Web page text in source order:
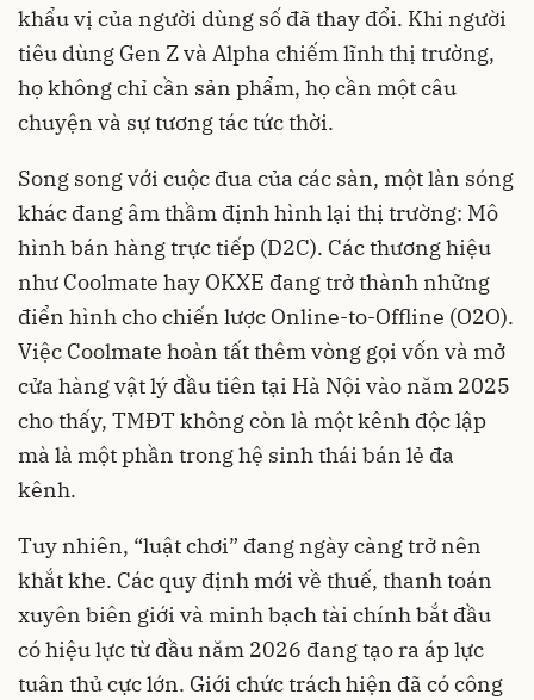
khẩu vị của người dùng số đã thay đổi. Khi người
tiêu dùng Gen Z và Alpha chiếm lĩnh thị trường,
họ không chỉ cần sản phẩm, họ cần một câu
chuyện và sự tương tác tức thời.
Song song với cuộc đua của các sàn, một làn sóng
khác đang âm thầm định hình lại thị trường: Mô
hình bán hàng trực tiếp (D2C). Các thương hiệu
như Coolmate hay OKXE đang trở thành những
điển hình cho chiến lược Online-to-Offline (O2O).
Việc Coolmate hoàn tất thêm vòng gọi vốn và mở
cửa hàng vật lý đầu tiên tại Hà Nội vào năm 2025
cho thấy, TMĐT không còn là một kênh độc lập
mà là một phần trong hệ sinh thái bán lẻ đa
kênh.
Tuy nhiên, “luật chơi” đang ngày càng trở nên
khắt khe. Các quy định mới về thuế, thanh toán
xuyên biên giới và minh bạch tài chính bắt đầu
có hiệu lực từ đầu năm 2026 đang tạo ra áp lực
tuân thủ cực lớn. Giới chức trách hiện đã có công